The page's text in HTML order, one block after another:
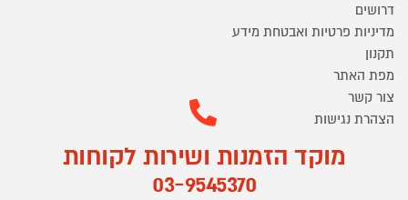
דרושים
מדיניות פרטיות ואבטחת מידע
תקנון
מפת האתר
צור קשר
הצהרת נגישות
מוקד הזמנות ושירות לקוחות
03-9545370